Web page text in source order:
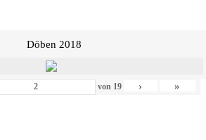
Döben 2018
von 19 › »